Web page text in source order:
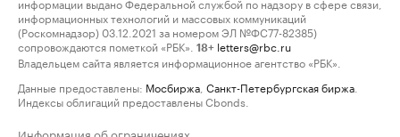
информационных технологий и массовых коммуникаций
(Роскомнадзор) 03.12.2021 за номером ЭЛ №ФС77-82385)
сопровождаются пометкой «РБК».
18+ letters@rbc.ru
Владельцем сайта является информационное агентство «РБК».
Данные предоставлены: Мосбиржа Санкт-Петербургская биржа
Индексы облигаций предоставлены Cbonds.